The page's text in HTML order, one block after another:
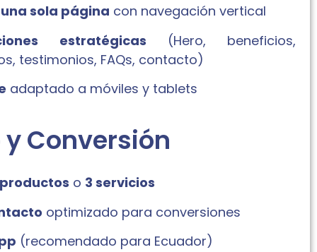
sola página con navegación vertical
estratégicas (Hero, beneficios,
testimonios, FAQs, contacto)
adaptado a móviles y tablets
Conversión
o 3 servicios
optimizado para conversiones
(recomendado para Ecuador)